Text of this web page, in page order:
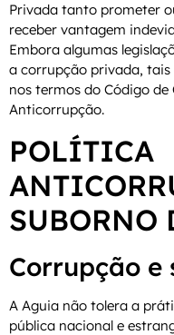
Privada tanto prometer
receber vantagem
Embora algumas
a corrupção privada,
nos termos do Código
Anticorrupção.
POLÍTICA
SUBORNO
Corrupção e
A Aguia não tolera a
pública nacional e